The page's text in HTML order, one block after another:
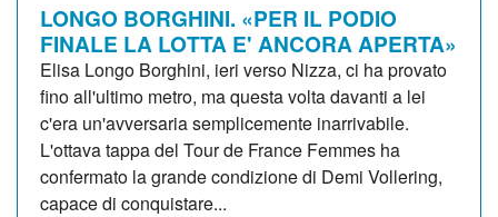
LONGO BORGHINI. «PER IL PODIO
FINALE LA LOTTA E' ANCORA APERTA»
Elisa Longo Borghini, ieri verso Nizza, ci ha provato
fino all'ultimo metro, ma questa volta davanti a lei
c'era un'avversaria semplicemente inarrivabile.
L'ottava tappa del Tour de France Femmes ha
confermato la grande condizione di Demi Vollering,
capace di conquistare...